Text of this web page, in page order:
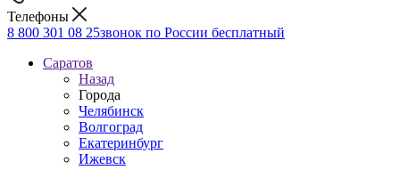
Телефоны
8 800 301 08 25звонок по России бесплатный
Саратов
Назад
Города
Челябинск
Волгоград
Екатеринбург
Ижевск